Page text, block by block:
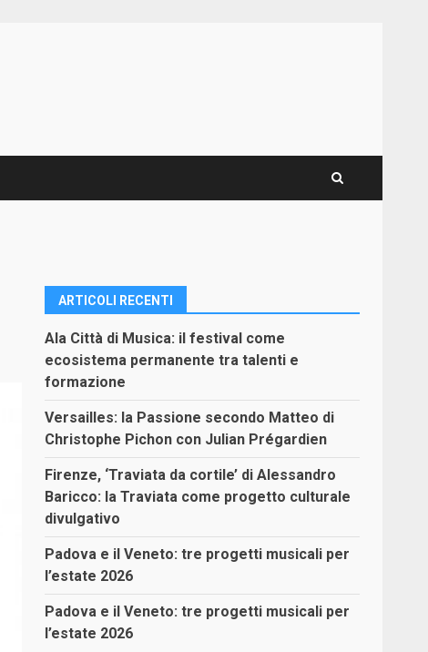
ARTICOLI RECENTI
Ala Città di Musica: il festival come
ecosistema permanente tra talenti e
formazione
Versailles: la Passione secondo Matteo di
Christophe Pichon con Julian Prégardien
Firenze, ‘Traviata da cortile’ di Alessandro
Baricco: la Traviata come progetto culturale
divulgativo
Padova e il Veneto: tre progetti musicali per
l’estate 2026
Padova e il Veneto: tre progetti musicali per
l’estate 2026